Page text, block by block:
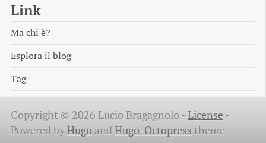
Link
Ma chi è?
Esplora il blog
Tag
Copyright © 2026 Lucio Bragagnolo -License -
Powered byHugo and Hugo-Octopress theme.